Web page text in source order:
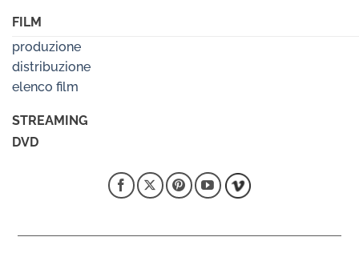
FILM
produzione
distribuzione
elenco film
STREAMING
DVD